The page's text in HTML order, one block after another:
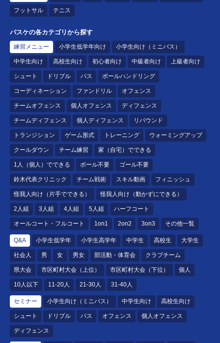
フットサル テニス
バスケの各カテゴリから探す
練習メニュー 小学生低学年向け 小学生向け（ミニバス）
中学生向け 高校生向け 初心者向け 中級者向け 上級者向け
シュート ドリブル パス ボールハンドリング
コーディネーション ファンドリル オフェンス
チームオフェンス 個人オフェンス ディフェンス
チームディフェンス 個人ディフェンス リバウンド
トランジション ゲーム形式 トレーニング ウォーミングアップ
クールダウン チーム練習 家（自宅）でできる
1人（個人）でできる ボール不要 ゴール不要
鈴木代表クリニック チーム戦術 スキル動画 フィニッシュ
怪我人向け（片手でできる） 怪我人向け（動かずにできる）
2人組 3人組 4人組 5人組 ハーフコート
オールコート・フルコート 1on1 2on2 3on3 その他一覧
Q&A 小学生低学年 小学生高学年 中学生 高校生 大学生
社会人 男 女 男女 部活動・体育会 クラブチーム
県大会 市区町村大会（上位） 市区町村大会（下位） 個人
10人以下 11-20人 21-30人 31-40人
セミナー 小学生向け（ミニバス） 中学生向け 高校生向け
シュート ドリブル パス オフェンス 個人オフェンス
ディフェンス